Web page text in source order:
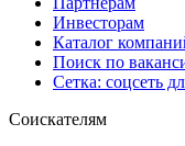
Инвесторам
Каталог
Поиск по
Сетка: соцсеть
Соискателям